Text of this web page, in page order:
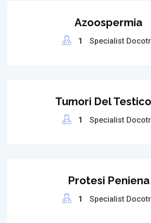
Azoospermia
1 Specialist
Tumori Del
1 Specialist
Protesi Peniena
1 Specialist